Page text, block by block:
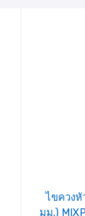
ไขควงหั
มม.)